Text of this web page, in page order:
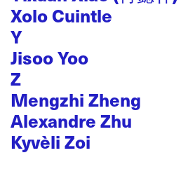
Xolo Cuintle
Y
Jisoo Yoo
Z
Mengzhi Zheng
Alexandre Zhu
Kyvèli Zoi